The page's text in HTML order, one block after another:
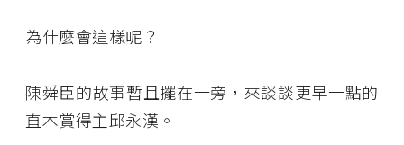
為什麼會這樣呢？
陳舜臣的故事暫且擺在一旁，來談談更早一點的
直木賞得主邱永漢。